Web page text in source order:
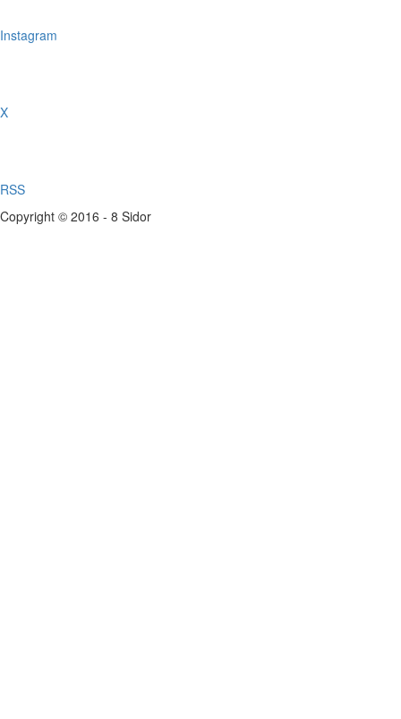
Instagram
X
RSS
Copyright © 2016 - 8 Sidor